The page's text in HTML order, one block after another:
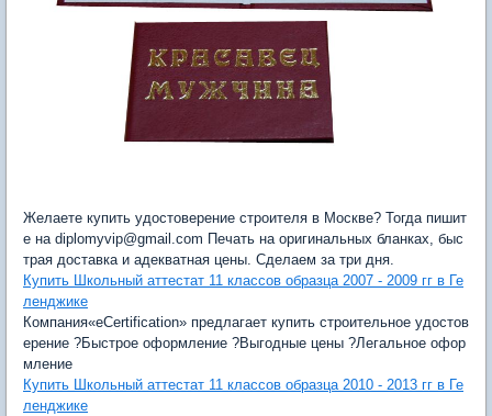
Желаете купить удостоверение строителя в Москве? Тогда пишит
е на diplomyvip@gmail.com Печать на оригинальных бланках, быс
трая доставка и адекватная цены. Сделаем за три дня.
Купить Школьный аттестат 11 классов образца 2007 - 2009 гг в Ге
ленджике
Компания«eCertification» предлагает купить строительное удостов
ерение ?Быстрое оформление ?Выгодные цены ?Легальное офор
мление
Купить Школьный аттестат 11 классов образца 2010 - 2013 гг в Ге
ленджике